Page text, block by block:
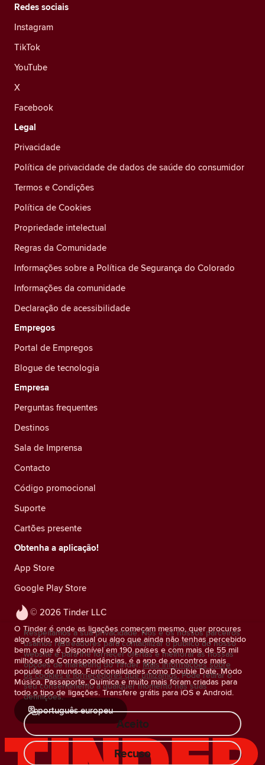
© 2026 Tinder LLC
O Tinder é onde as ligações começam mesmo, quer procures
algo sério, algo casual ou algo que ainda não tenhas percebido
bem o que é. Disponível em 190 países e com mais de 55 mil
milhões de Correspondências, é a app de encontros mais
popular do mundo. Funcionalidades como Double Date, Modo
Música, Passaporte, Química e muito mais foram criadas para
todo o tipo de ligações. Transfere grátis para iOS e Android.
português europeu
Redes sociais
Instagram
TikTok
YouTube
X
Facebook
Legal
Privacidade
Política de privacidade de dados de saúde do consumidor
Termos e Condições
Política de Cookies
Propriedade intelectual
Regras da Comunidade
Informações sobre a Política de Segurança do Colorado
Informações da comunidade
Declaração de acessibilidade
Empregos
Portal de Empregos
Blogue de tecnologia
Empresa
Perguntas frequentes
Destinos
Sala de Imprensa
Contacto
Código promocional
Suporte
Cartões presente
Obtenha a aplicação!
App Store
Google Play Store
Respeitamos a sua privacidade. Nós e os nossos parceiros
usamos rastreadores para contabilizar o público do nosso
website e para lhe fornecer ofertas e melhorar as nossas
opções de marketing do Tinder. Mais informações sobre
os cookies e fornecedores que utilizamos. Pode retirar o
seu consentimento a qualquer momento nas suas
definições.
Aceito
Recuso